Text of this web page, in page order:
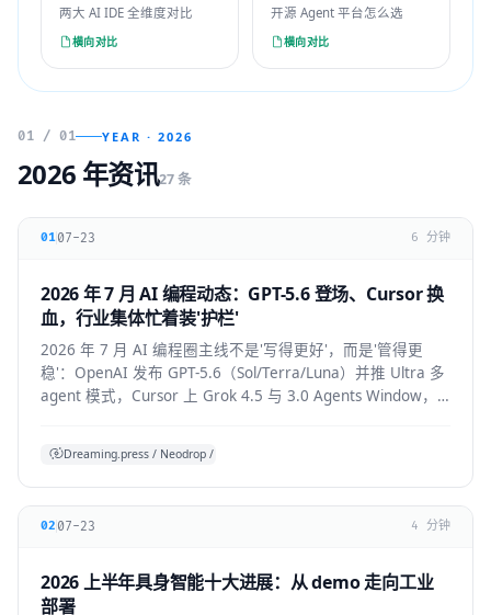
两大 AI IDE 全维度对比
横向对比
开源 Agent 平台怎么选
横向对比
01 / 01 YEAR · 2026
2026 年资讯27 条
0107-23 6 分钟
2026 年 7 月 AI 编程动态：GPT-5.6 登场、Cursor 换
血，行业集体忙着装'护栏'
2026 年 7 月 AI 编程圈主线不是'写得更好'，而是'管得更
稳'：OpenAI 发布 GPT-5.6（Sol/Terra/Luna）并推 Ultra 多
agent 模式，Cursor 上 Grok 4.5 与 3.0 Agents Window，
Dreaming.press / Neodrop / SDD 综合
02 07-23 4 分钟
2026 上半年具身智能十大进展：从 demo 走向工业
部署